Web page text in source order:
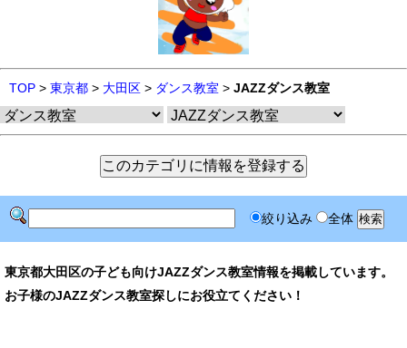
TOP > 東京都 > 大田区 > ダンス教室 > JAZZダンス教室
絞り込み 全体
東京都大田区の子ども向けJAZZダンス教室情報を掲載しています。
お子様のJAZZダンス教室探しにお役立てください！